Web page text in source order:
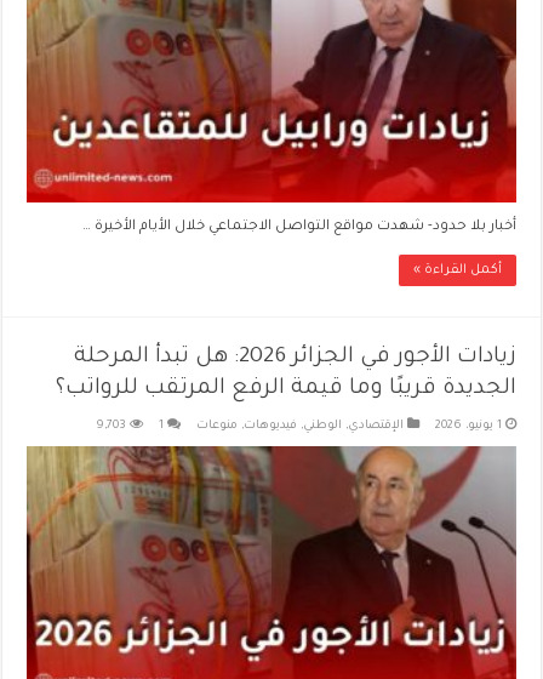
أخبار بلا حدود- شهدت مواقع التواصل الاجتماعي خلال الأيام الأخيرة …
أكمل القراءة »
زيادات الأجور في الجزائر 2026: هل تبدأ المرحلة
الجديدة قريبًا وما قيمة الرفع المرتقب للرواتب؟
1 يونيو، 2026 الإقتصادي, الوطني, فيديوهات, منوعات 1
9,703